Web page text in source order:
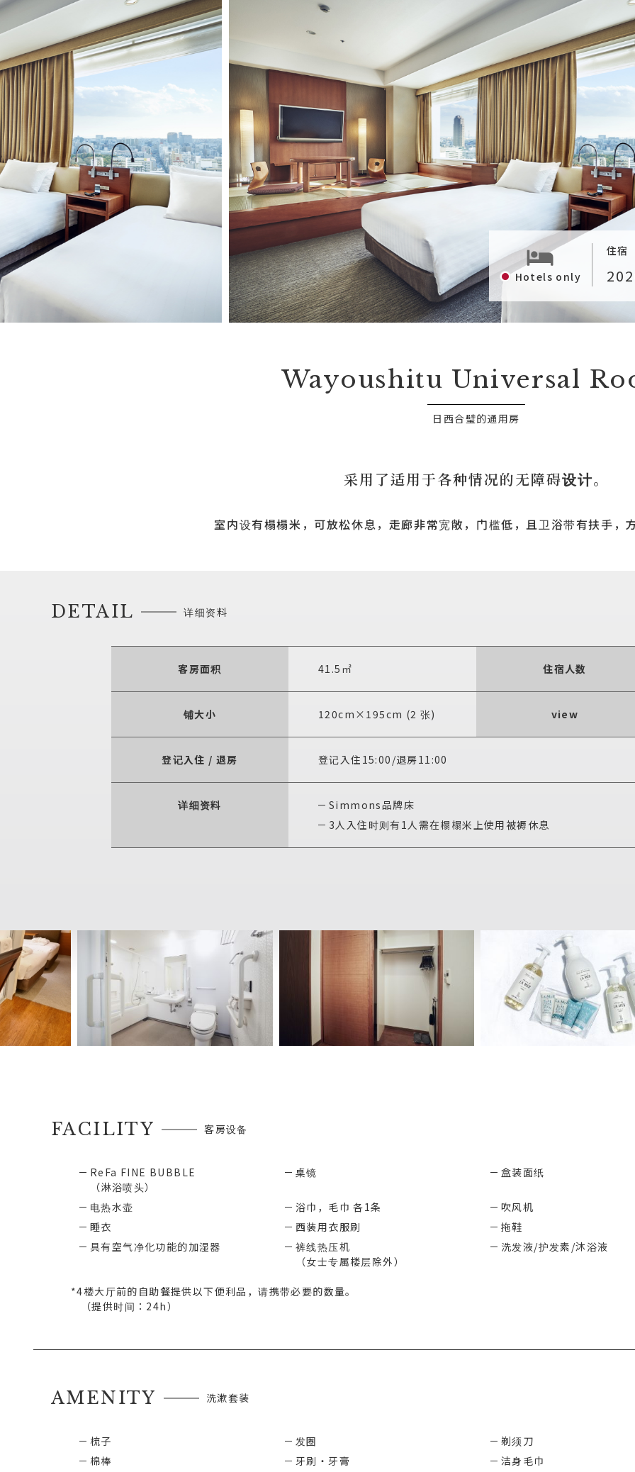
Hotels only
住宿
Wayoushitu Universal
日西合璧的通用房
采用了适用于各种情况的无障碍设计。
室内设有榻榻米，可放松休息，走廊非常宽敞，门槛低，且卫浴带有扶手，
DETAIL 详细资料
客房面积 41.5㎡ 住宿人数
铺大小 120cm×195cm (2 张) view
登记入住 / 退房 登记入住15:00 /退房11:00
详细资料
Simmons品牌床
3人入住时则有1人需在榻榻米上使用被褥休息
FACILITY 客房设备
ReFa FINE BUBBLE
（淋浴喷头）
桌镜 盒装面纸
电热水壶 浴巾，毛巾 各1条 吹风机
睡衣
西装用衣服刷 拖鞋
具有空气净化功能的加湿器
裤线热压机
（女士专属楼层除外）
洗发液/护发素/沐浴液
*4楼大厅前的自助餐提供以下便利品，请携带必要的数量。
（提供时间：24h）
AMENITY 洗漱套装
梳子 发圈 剃须刀
棉棒
牙刷・牙膏 洁身毛巾